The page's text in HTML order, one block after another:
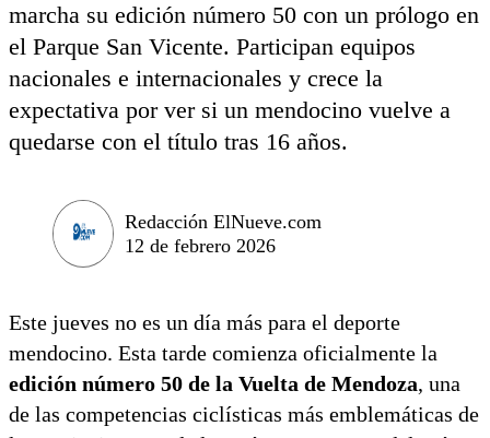
marcha su edición número 50 con un prólogo en
el Parque San Vicente. Participan equipos
nacionales e internacionales y crece la
expectativa por ver si un mendocino vuelve a
quedarse con el título tras 16 años.
Redacción ElNueve.com
12 de febrero 2026
Este jueves no es un día más para el deporte
mendocino. Esta tarde comienza oficialmente la
edición número 50 de la Vuelta de Mendoza, una
de las competencias ciclísticas más emblemáticas de